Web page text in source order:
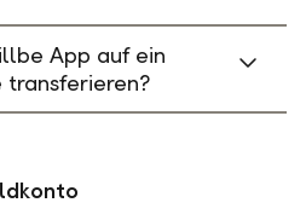
App auf ein
transferieren?